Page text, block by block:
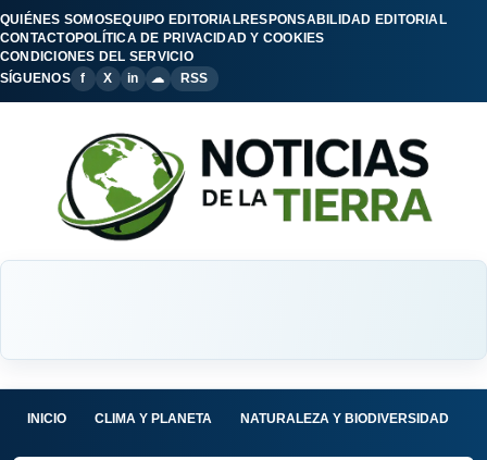
QUIÉNES SOMOSEQUIPO EDITORIALRESPONSABILIDAD EDITORIAL
CONTACTOPOLÍTICA DE PRIVACIDAD Y COOKIES
CONDICIONES DEL SERVICIO
SÍGUENOS
f X in ☁ RSS
INICIO CLIMA Y PLANETA NATURALEZA Y BIODIVERSIDAD